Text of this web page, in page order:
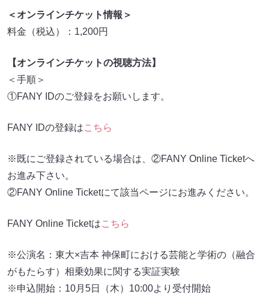
＜オンラインチケット情報＞
料金（税込）：1,200円
【オンラインチケットの視聴方法】
＜手順＞
①FANY IDのご登録をお願いします。
FANY IDの登録はこちら
※既にご登録されている場合は、②FANY Online Ticketへ
お進み下さい。
②FANY Online Ticketにて該当ページにお進みください。
FANY Online Ticketはこちら
※公演名：東大×吉本 神保町における芸能と学術の（融合
がもたらす）相乗効果に関する実証実験
※申込開始：10月5日（木）10:00より受付開始